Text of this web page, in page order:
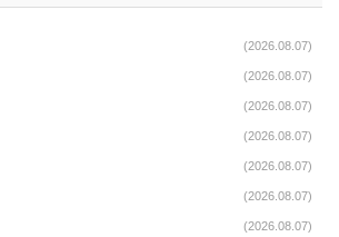
(2026.08.07)
(2026.08.07)
(2026.08.07)
(2026.08.07)
(2026.08.07)
(2026.08.07)
(2026.08.07)